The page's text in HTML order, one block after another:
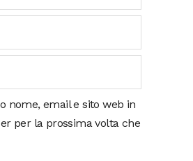
nome, email e sito web in
per la prossima volta che